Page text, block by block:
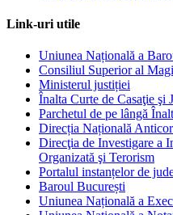
Link-uri utile
Uniunea Națională a
Consiliul Superior al
Ministerul justiției
Înalta Curte de Casaţie şi
Parchetul de pe lângă
Direcția Națională
Direcţia de Investigare a
Organizată şi Terorism
Portalul instanțelor de
Baroul București
Uniunea Națională a